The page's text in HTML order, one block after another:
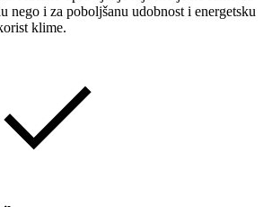
nego i za poboljšanu udobnost i energetsku
klime.